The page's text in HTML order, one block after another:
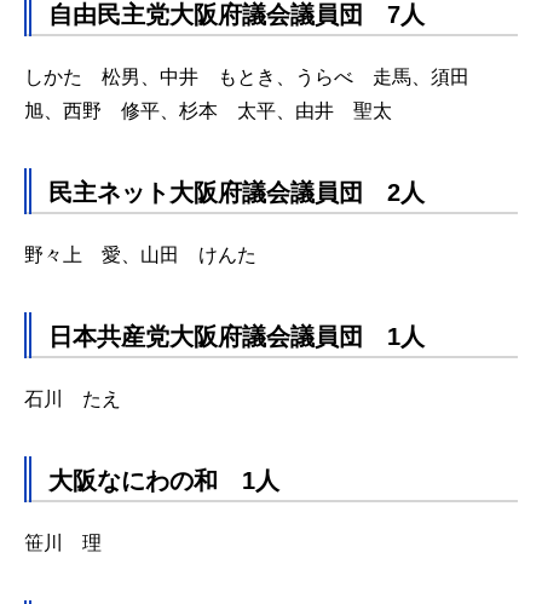
自由民主党大阪府議会議員団 7人
しかた 松男、中井 もとき、うらべ 走馬、須田
旭、西野 修平、杉本 太平、由井 聖太
民主ネット大阪府議会議員団 2人
野々上 愛、山田 けんた
日本共産党大阪府議会議員団 1人
石川 たえ
大阪なにわの和 1人
笹川 理